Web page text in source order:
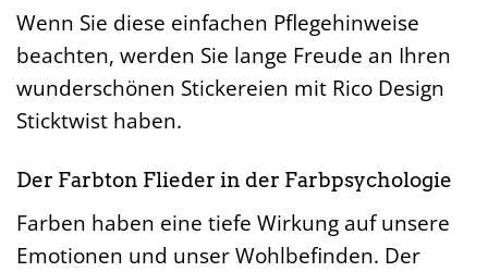
Wenn Sie diese einfachen Pflegehinweise
beachten, werden Sie lange Freude an Ihren
wunderschönen Stickereien mit Rico Design
Sticktwist haben.
Der Farbton Flieder in der Farbpsychologie
Farben haben eine tiefe Wirkung auf unsere
Emotionen und unser Wohlbefinden. Der